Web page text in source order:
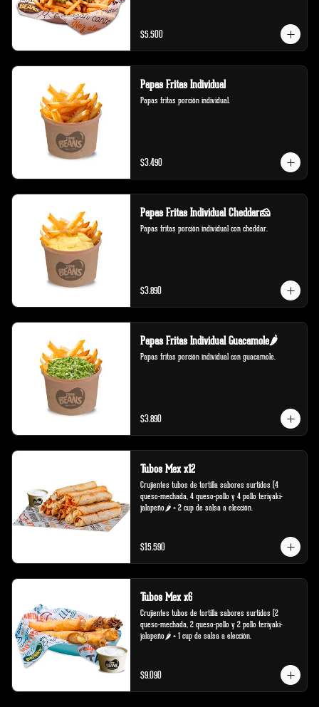
$5.500
Papas Fritas Individual
Papas fritas porción individual.
$3.490
Papas Fritas Individual Cheddar🧀
Papas fritas porción individual con cheddar.
$3.890
Papas Fritas Individual Guacamole🌶️
Papas fritas porción individual con guacamole.
$3.890
Tubos Mex x12
Crujientes tubos de tortilla sabores surtidos (4
queso-mechada, 4 queso-pollo y 4 pollo teriyaki-
jalapeño🌶️ + 2 cup de salsa a elección.
$15.590
Tubos Mex x6
Crujientes tubos de tortilla sabores surtidos (2
queso-mechada, 2 queso-pollo y 2 pollo teriyaki-
jalapeño🌶️ + 1 cup de salsa a elección.
$9.090